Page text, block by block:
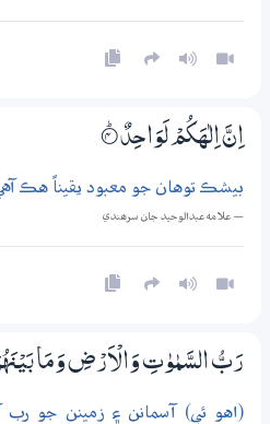
اِنَّ اِلٰهَكُمْ لَوَاحِدٌ 4‏۝ۭ
بيشڪ توهان جو معبود يقيناً هڪ
— علامه عبدالوحيد جان سرھندي
رَبُّ السَّمٰوٰتِ وَالْاَرْضِ وَمَا
(اهو ئي) آسمانن ۽ زمينن جو